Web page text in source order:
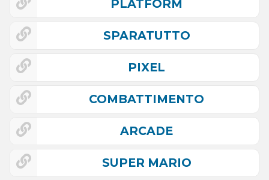
PLATFORM
SPARATUTTO
PIXEL
COMBATTIMENTO
ARCADE
SUPER MARIO